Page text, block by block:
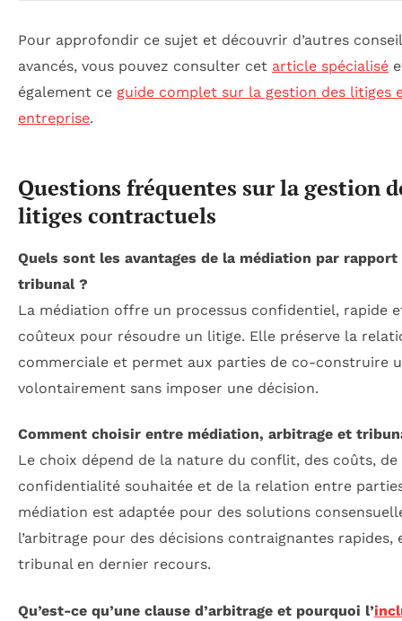
Pour approfondir ce sujet et découvrir d’autres
avancés, vous pouvez consulter cet article spécialisé
également ce guide complet sur la gestion des litiges
entreprise.
Questions fréquentes sur la gestion
litiges contractuels
Quels sont les avantages de la médiation par rapport
tribunal ?
La médiation offre un processus confidentiel, rapide
coûteux pour résoudre un litige. Elle préserve la
commerciale et permet aux parties de co-construire
volontairement sans imposer une décision.
Comment choisir entre médiation, arbitrage et
Le choix dépend de la nature du conflit, des coûts, de
confidentialité souhaitée et de la relation entre
médiation est adaptée pour des solutions
l’arbitrage pour des décisions contraignantes rapides,
tribunal en dernier recours.
Qu’est-ce qu’une clause d’arbitrage et pourquoi l’